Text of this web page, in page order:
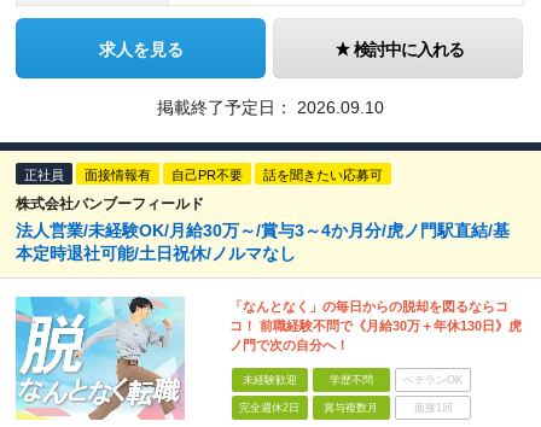
求人を見る 検討中に入れる
掲載終了予定日： 2026.09.10
正社員 面接情報有 自己PR不要 話を聞きたい応募可
株式会社バンブーフィールド
法人営業/未経験OK/月給30万～/賞与3～4か月分/虎ノ門駅直結/基
本定時退社可能/土日祝休/ノルマなし
「なんとなく」の毎日からの脱却を図るならコ
コ！ 前職経験不問で《月給30万＋年休130日》虎
ノ門で次の自分へ！
未経験歓迎 学歴不問 ベテランOK
完全週休2日 賞与複数月 面接1回